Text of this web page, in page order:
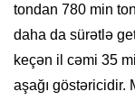
tondan 780 min
daha da sürətlə
keçən il cəmi 35
aşağı göstəricidir.